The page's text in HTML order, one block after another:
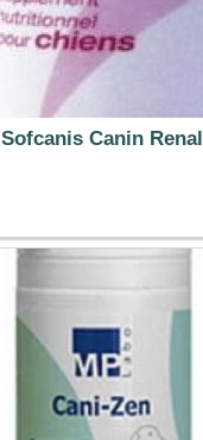
Sofcanis Canin Renal
9.86 €